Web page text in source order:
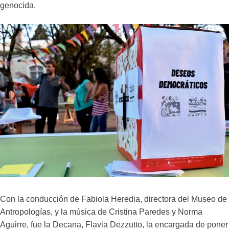
genocida.
Con la conducción de Fabiola Heredia, directora del Museo de
Antropologías, y la música de Cristina Paredes y Norma
Aguirre, fue la Decana, Flavia Dezzutto, la encargada de poner